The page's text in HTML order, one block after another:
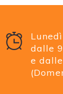
dalle
e